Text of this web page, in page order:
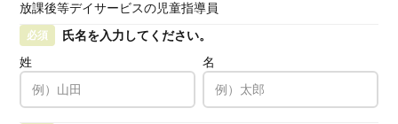
放課後等デイサービスの児童指導員
必須
氏名を入力してください。
姓
名